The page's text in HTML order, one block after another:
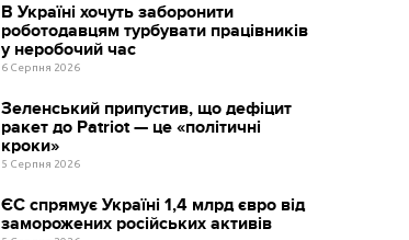
В Україні хочуть заборонити
роботодавцям турбувати працівників
у неробочий час
6 Серпня 2026
Зеленський припустив, що дефіцит
ракет до Patriot — це «політичні
кроки»
5 Серпня 2026
ЄС спрямує Україні 1,4 млрд євро від
заморожених російських активів